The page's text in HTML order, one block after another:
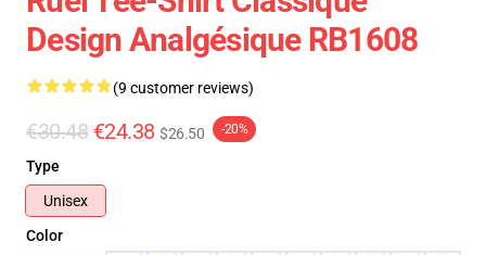
Design Analgésique RB1608
(9 customer reviews)
€30.48 €24.38 $26.50 -20%
Type
Unisex
Color